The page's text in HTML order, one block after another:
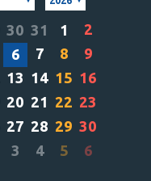
30 31 1
2
6 7 8
9
13 14 15 16
20 21 22 23
27 28 29 30
3 4 5 6